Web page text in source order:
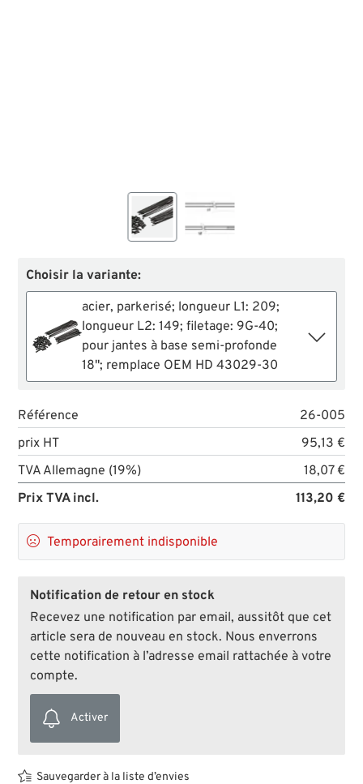
Choisir la variante:
acier, parkerisé; longueur L1: 209;
longueur L2: 149; filetage: 9G-40;
pour jantes à base semi-profonde
18"; remplace OEM HD 43029-30
Référence
26-005
prix HT
95,13 €
TVA Allemagne (19%)
18,07 €
Prix TVA incl.
113,20 €
 Temporairement indisponible
Notification de retour en stock
Recevez une notification par email, aussitôt que cet
article sera de nouveau en stock. Nous enverrons
cette notification à l’adresse email rattachée à votre
compte.
Activer
Sauvegarder à la liste d’envies